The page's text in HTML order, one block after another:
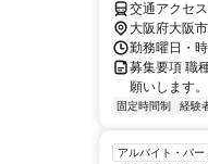
交通アクセ
大阪府大阪
勤務曜日・
募集要項 職
願いします。
固定時間制 経験
アルバイト・パー